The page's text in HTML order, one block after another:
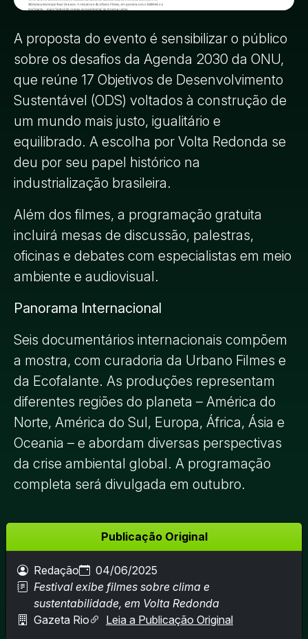
A proposta do evento é sensibilizar o público
sobre os desafios da Agenda 2030 da ONU,
que reúne 17 Objetivos de Desenvolvimento
Sustentável (ODS) voltados à construção de
um mundo mais justo, igualitário e
equilibrado. A escolha por Volta Redonda se
deu por seu papel histórico na
industrialização brasileira.
Além dos filmes, a programação gratuita
incluirá mesas de discussão, palestras,
oficinas e debates com especialistas em meio
ambiente e audiovisual.
Panorama Internacional
Seis documentários internacionais compõem
a mostra, com curadoria da Urbano Filmes e
da Ecofalante. As produções representam
diferentes regiões do planeta – América do
Norte, América do Sul, Europa, África, Ásia e
Oceania – e abordam diversas perspectivas
da crise ambiental global. A programação
completa será divulgada em outubro.
Publicação Original
Redação
04/06/2025
Festival exibe filmes sobre clima e
sustentabilidade, em Volta Redonda
Gazeta Rio
Leia a Publicação Original